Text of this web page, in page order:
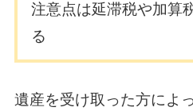
注意点は延滞税や加算
る
遺産を受け取った方によ